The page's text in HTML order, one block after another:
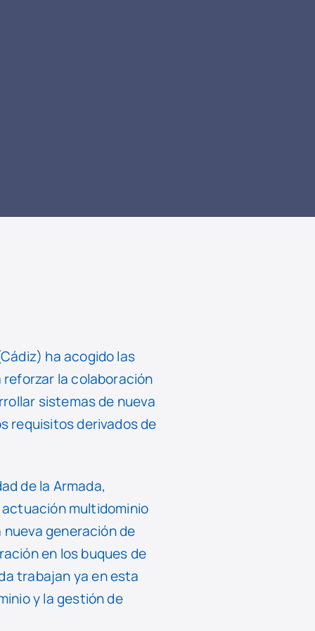
ha acogido las
reforzar la colaboración
sistemas de nueva
requisitos derivados de
de la Armada,
multidominio
generación de
en los buques de
trabajan ya en esta
y la gestión de